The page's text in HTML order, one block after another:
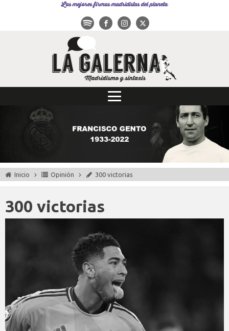
Las mejores firmas madridistas del planeta
Inicio Opinión 300 victorias
300 victorias